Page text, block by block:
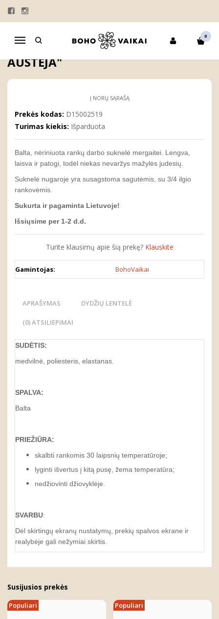
Navigacija
0
Pagrindinis
Krikšto suknelė mergaitei "Upė Austėja"
KRIKŠTO SUKNELĖ MERGAITEI "UPĖ
AUSTĖJA"
Į NORŲ SĄRAŠĄ
Prekės kodas: D15002519
Turimas kiekis: Išparduota
Balta, nėriniuota rankų darbo suknelė mergaitei. Lengva,
laisva ir patogi, todėl niekas nevaržys mažylės judesių.
Suknelė nugaroje yra susagstoma sagutėmis, su 3/4 ilgio
rankovėmis.
Sukurta ir pagaminta Lietuvoje!
Išsiųsime per 1-2 d.d.
Turite klausimų apie šią prekę? Klauskite
Gamintojas: BohoVaikai
APRAŠYMAS DYDŽIŲ LENTELĖ
(0) ATSILIEPIMAI
SUDĖTIS:
medvilnė, poliesteris, elastanas.
SPALVA:
Balta
PRIEŽIŪRA:
skalbti rankomis 30 laipsnių temperatūroje;
lyginti išvertus į kitą pusę, žema temperatūra;
nedžiovinti džiovyklėje.
SVARBU:
Dėl skirtingų ekranų nustatymų, prekių spalvos ekrane ir
realybėje gali nežymiai skirtis.
Susijusios prekės
Populiari Populiari